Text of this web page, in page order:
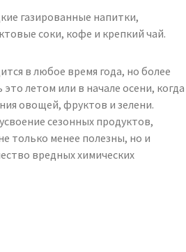
газированные напитки,
соки, кофе и крепкий чай.
в любое время года, но более
летом или в начале осени, когда
овощей, фруктов и зелени.
сезонных продуктов,
только менее полезны, но и
вредных химических